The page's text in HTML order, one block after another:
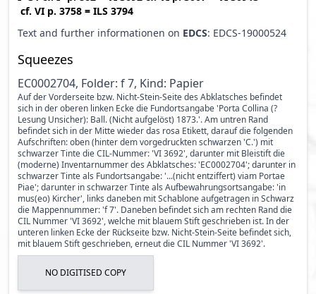
cf. VI p. 3758 = ILS 3794
Text and further informationen on EDCS: EDCS-19000524
Squeezes
EC0002704, Folder: f 7, Kind: Papier
Auf der Vorderseite bzw. Nicht-Stein-Seite des Abklatsches befindet
sich in der oberen linken Ecke die Fundortsangabe 'Porta Collina (?
Lesung Unsicher): Ball. (Nicht aufgelöst) 1873.'. Am untren Rand
befindet sich in der Mitte wieder das rosa Etikett, darauf die folgenden
Aufschriften: oben (hinter dem vorgedruckten schwarzen 'C.') mit
schwarzer Tinte die CIL-Nummer: 'VI 3692', darunter mit Bleistift die
(moderne) Inventarnummer des Abklatsches: 'EC0002704'; darunter in
schwarzer Tinte als Fundortsangabe: '...(nicht entziffert) viam Portae
Piae'; darunter in schwarzer Tinte als Aufbewahrungsortsangabe: 'in
mus(eo) Kircher', links daneben mit Schablone aufgetragen in Schwarz
die Mappennummer: 'f 7'. Daneben befindet sich am rechten Rand die
CIL Nummer 'VI 3692', welche mit blauem Stift geschrieben ist. In der
unteren linken Ecke der Rückseite bzw. Nicht-Stein-Seite befindet sich,
mit blauem Stift geschrieben, erneut die CIL Nummer 'VI 3692'.
NO DIGITISED COPY